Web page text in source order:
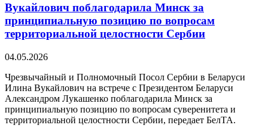
Вукайлович поблагодарила Минск за
принципиальную позицию по вопросам
территориальной целостности Сербии
04.05.2026
Чрезвычайный и Полномочный Посол Сербии в Беларуси
Илина Вукайлович на встрече с Президентом Беларуси
Александром Лукашенко поблагодарила Минск за
принципиальную позицию по вопросам суверенитета и
территориальной целостности Сербии, передает БелТА.